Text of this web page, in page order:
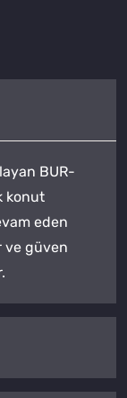
BUR-
konut
eden
ve güven